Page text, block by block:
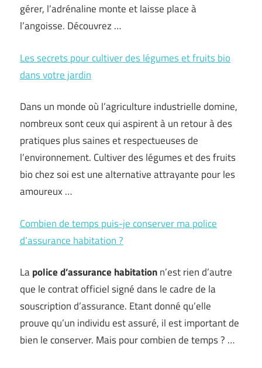
gérer, l’adrénaline monte et laisse place à
l’angoisse. Découvrez …
Les secrets pour cultiver des légumes et fruits bio
dans votre jardin
Dans un monde où l’agriculture industrielle domine,
nombreux sont ceux qui aspirent à un retour à des
pratiques plus saines et respectueuses de
l’environnement. Cultiver des légumes et des fruits
bio chez soi est une alternative attrayante pour les
amoureux …
Combien de temps puis-je conserver ma police
d’assurance habitation ?
Lapolice d’assurance habitationn’est rien d’autre
que le contrat officiel signé dans le cadre de la
souscription d’assurance. Etant donné qu’elle
prouve qu’un individu est assuré, il est important de
bien le conserver. Mais pour combien de temps ? …